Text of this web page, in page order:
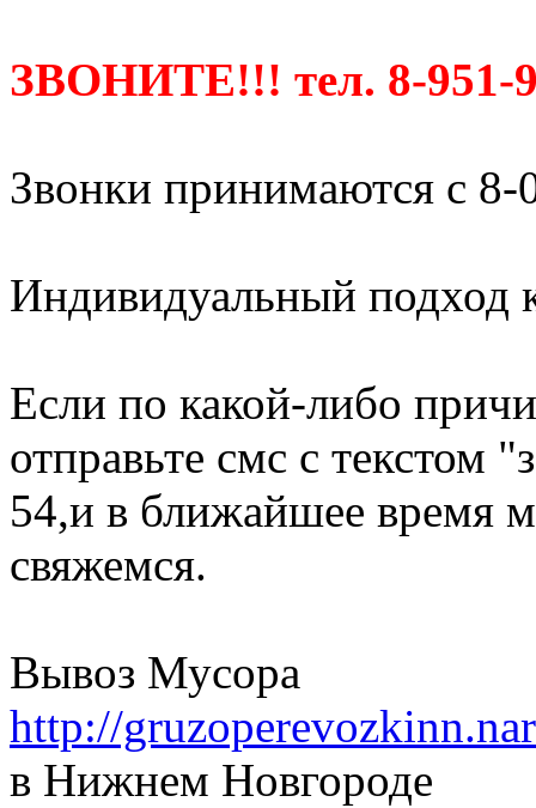
ЗВОНИТЕ!!! тел. 8-951-
Звонки принимаются с
Индивидуальный подход
Если по какой-либо
отправьте смс с текстом
54,и в ближайшее время
свяжемся.
Вывоз Мусора
http://
в Нижнем Новгороде